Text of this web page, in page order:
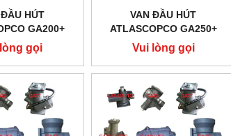
HÚT
GA200+
gọi
VAN ĐẦU HÚT
ATLASCOPCO GA250+
Vui lòng gọi